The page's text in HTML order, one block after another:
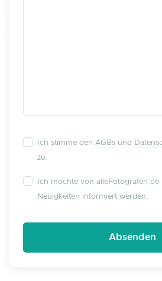
Ich stimme den AGBs und
zu.
Ich möchte von alleFotografen.de
Neuigkeiten informiert werden.